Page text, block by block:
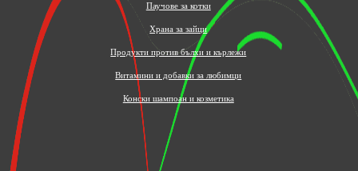
Паучове за котки
Храна за зайци
Продукти против бълхи и кърлежи
Витамини и добавки за любимци
Конски шампоан и козметика